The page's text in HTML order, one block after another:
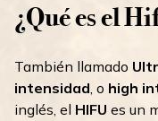
¿Qué es el
También llamado
intensidad, o high
inglés, el HIFU es un